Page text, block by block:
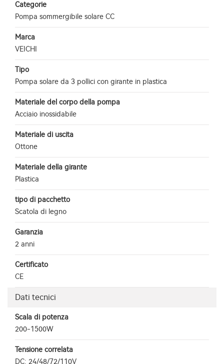
Categorie
Pompa sommergibile solare CC
Marca
VEICHI
Tipo
Pompa solare da 3 pollici con girante in plastica
Materiale del corpo della pompa
Acciaio inossidabile
Materiale di uscita
Ottone
Materiale della girante
Plastica
tipo di pacchetto
Scatola di legno
Garanzia
2 anni
Certificato
CE
Dati tecnici
Scala di potenza
200-1500W
Tensione correlata
DC: 24/48/72/110V